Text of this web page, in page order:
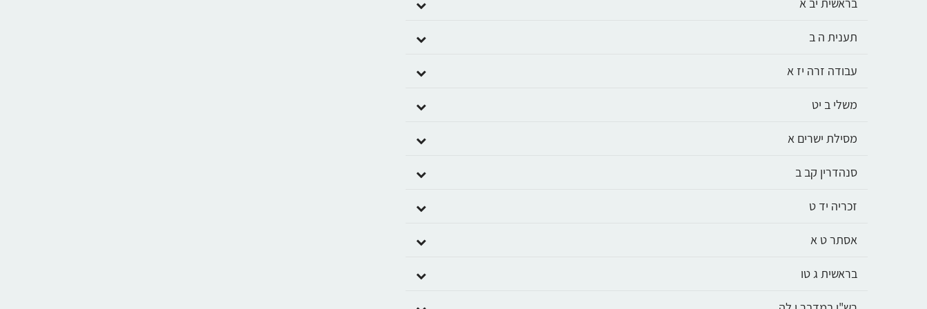
תענית ה ב
עבודה זרה יז א
משלי ב יט
מסילת ישרים א
סנהדרין קב ב
זכריה יד ט
אסתר ט א
בראשית ג טו